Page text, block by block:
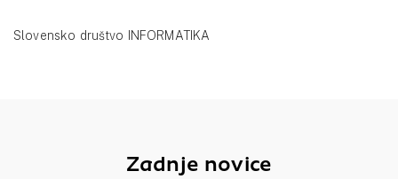
Slovensko društvo INFORMATIKA
Zadnje novice